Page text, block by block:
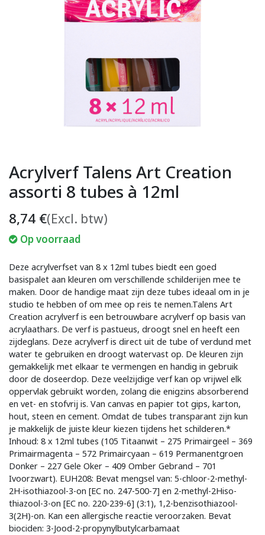
Acrylverf Talens Art Creation
assorti 8 tubes à 12ml
8,74 €(Excl. btw)
Op voorraad
Deze acrylverfset van 8 x 12ml tubes biedt een goed
basispalet aan kleuren om verschillende schilderijen mee te
maken. Door de handige maat zijn deze tubes ideaal om in je
studio te hebben of om mee op reis te nemen.Talens Art
Creation acrylverf is een betrouwbare acrylverf op basis van
acrylaathars. De verf is pastueus, droogt snel en heeft een
zijdeglans. Deze acrylverf is direct uit de tube of verdund met
water te gebruiken en droogt watervast op. De kleuren zijn
gemakkelijk met elkaar te vermengen en handig in gebruik
door de doseerdop. Deze veelzijdige verf kan op vrijwel elk
oppervlak gebruikt worden, zolang die enigzins absorberend
en vet- en stofvrij is. Van canvas en papier tot gips, karton,
hout, steen en cement. Omdat de tubes transparant zijn kun
je makkelijk de juiste kleur kiezen tijdens het schilderen.*
Inhoud: 8 x 12ml tubes (105 Titaanwit – 275 Primairgeel – 369
Primairmagenta – 572 Primaircyaan – 619 Permanentgroen
Donker – 227 Gele Oker – 409 Omber Gebrand – 701
Ivoorzwart). EUH208: Bevat mengsel van: 5-chloor-2-methyl-
2H-isothiazool-3-on [EC no. 247-500-7] en 2-methyl-2Hiso-
thiazool-3-on [EC no. 220-239-6] (3:1), 1,2-benzisothiazool-
3(2H)-on. Kan een allergische reactie veroorzaken. Bevat
biociden: 3-Jood-2-propynylbutylcarbamaat